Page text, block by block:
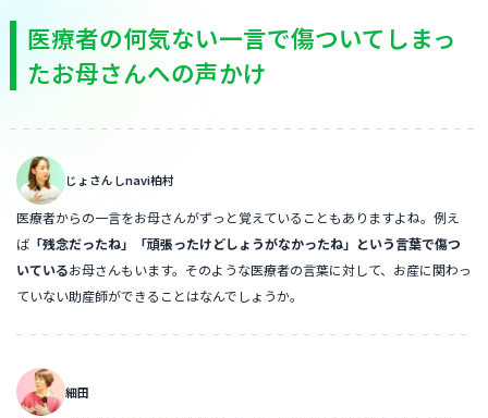
医療者の何気ない一言で傷ついてしまっ
たお母さんへの声かけ
じょさんしnavi柏村
医療者からの一言をお母さんがずっと覚えていることもありますよね。例え
ば 「残念だったね」「頑張ったけどしょうがなかったね」という言葉で傷つ
いているお母さんもいます。そのような医療者の言葉に対して、お産に関わっ
ていない助産師ができることはなんでしょうか。
細田